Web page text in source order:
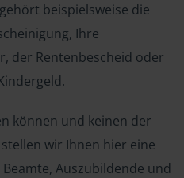
beispielsweise die
Ihre
der Rentenbescheid oder
können und keinen der
wir Ihnen hier eine
Auszubildende und